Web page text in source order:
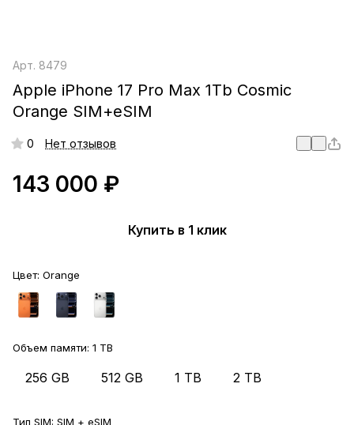
Арт. 8479
Apple iPhone 17 Pro Max 1Tb Cosmic
Orange SIM+eSIM
0 Нет отзывов
143 000 ₽
Купить в 1 клик
Цвет: Orange
Объем памяти: 1 TB
256 GB 512 GB 1 TB 2 TB
Тип SIM: SIM + eSIM